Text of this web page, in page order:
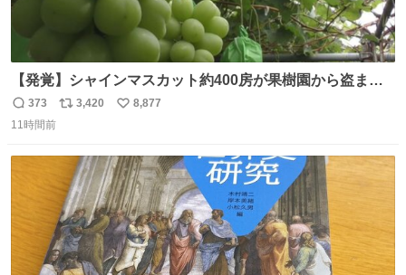
【発覚】シャインマスカット約400房が果樹園から盗まれ
る 栃木・佐野市 news.livedoor.com/article/detail… 被害
に遭った果樹園には防犯カメラなどはなく、シャインマス
今年に入って同様の被害は確認されておらず、警察はパト
ロールを強化する。
返
信
373
リ
数
3,420
い
数
8,877
11時間前